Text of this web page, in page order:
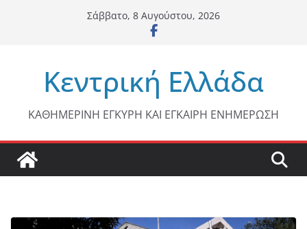
Σάββατο, 8 Αυγούστου, 2026
Κεντρική Ελλάδα
ΚΑΘΗΜΕΡΙΝΗ ΕΓΚΥΡΗ ΚΑΙ ΕΓΚΑΙΡΗ ΕΝΗΜΕΡΩΣΗ